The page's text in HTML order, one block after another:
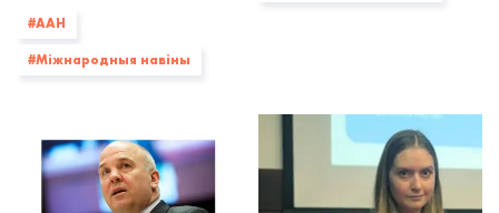
#ААН
#Міжнародныя навіны